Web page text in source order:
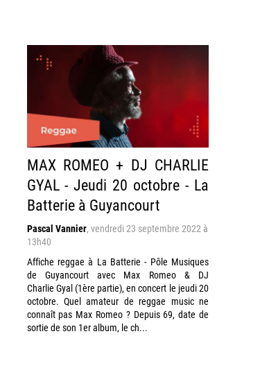
MAX ROMEO + DJ CHARLIE
GYAL - Jeudi 20 octobre - La
Batterie à Guyancourt
Pascal Vannier, vendredi 23 septembre 2022 à
13h40
Affiche reggae à La Batterie - Pôle Musiques
de Guyancourt avec Max Romeo & DJ
Charlie Gyal (1ère partie), en concert le jeudi 20
octobre. Quel amateur de reggae music ne
connaît pas Max Romeo ? Depuis 69, date de
sortie de son 1er album, le ch...